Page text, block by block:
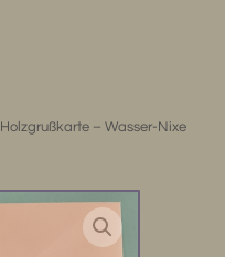
Holzgrußkarte – Wasser-Nixe